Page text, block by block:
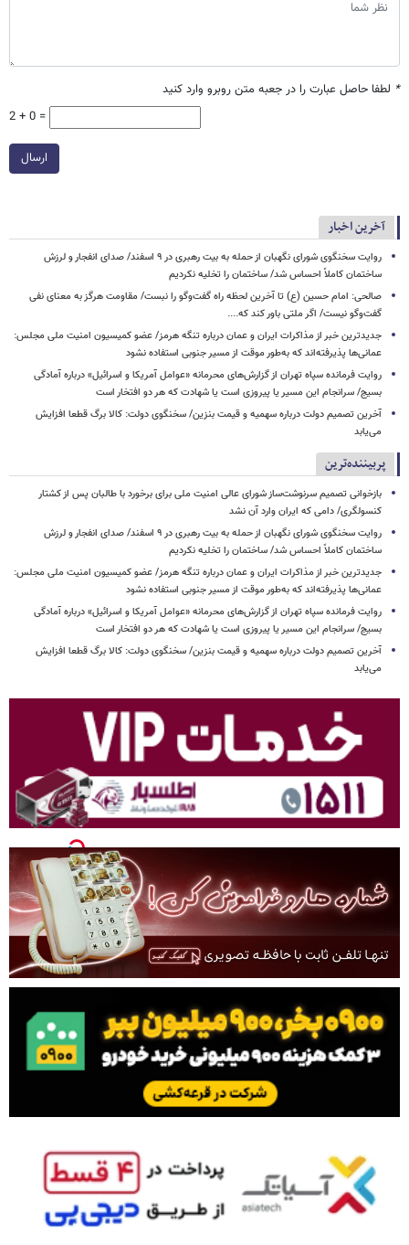
* لطفا حاصل عبارت را در جعبه متن روبرو وارد کنید
2 + 0 =
ارسال
آخرین اخبار
روایت سخنگوی شورای نگهبان از حمله به بیت رهبری در ۹ اسفند/ صدای انفجار و لرزش
ساختمان کاملاً احساس شد/ ساختمان را تخلیه نکردیم
صالحی: امام حسین (ع) تا آخرین لحظه راه گفت‌وگو را نبست/ مقاومت هرگز به معنای نفی
گفت‌وگو نیست/ اگر ملتی باور کند که....
جدیدترین خبر از مذاکرات ایران و عمان درباره تنگه هرمز/ عضو کمیسیون امنیت ملی مجلس:
عمانی‌ها پذیرفته‌اند که به‌طور موقت از مسیر جنوبی استفاده نشود
روایت فرمانده سپاه تهران از گزارش‌های محرمانه «عوامل آمریکا و اسرائیل» درباره آمادگی
بسیج/ سرانجام این مسیر یا پیروزی است یا شهادت که هر دو افتخار است
آخرین تصمیم دولت درباره سهمیه و قیمت بنزین/ سخنگوی دولت: کالا برگ قطعا افزایش
می‌یابد
پربیننده‌ترین
بازخوانی تصمیم سرنوشت‌ساز شورای عالی امنیت ملی برای برخورد با طالبان پس از کشتار
کنسولگری/ دامی که ایران وارد آن نشد
روایت سخنگوی شورای نگهبان از حمله به بیت رهبری در ۹ اسفند/ صدای انفجار و لرزش
ساختمان کاملاً احساس شد/ ساختمان را تخلیه نکردیم
جدیدترین خبر از مذاکرات ایران و عمان درباره تنگه هرمز/ عضو کمیسیون امنیت ملی مجلس:
عمانی‌ها پذیرفته‌اند که به‌طور موقت از مسیر جنوبی استفاده نشود
روایت فرمانده سپاه تهران از گزارش‌های محرمانه «عوامل آمریکا و اسرائیل» درباره آمادگی
بسیج/ سرانجام این مسیر یا پیروزی است یا شهادت که هر دو افتخار است
آخرین تصمیم دولت درباره سهمیه و قیمت بنزین/ سخنگوی دولت: کالا برگ قطعا افزایش
می‌یابد